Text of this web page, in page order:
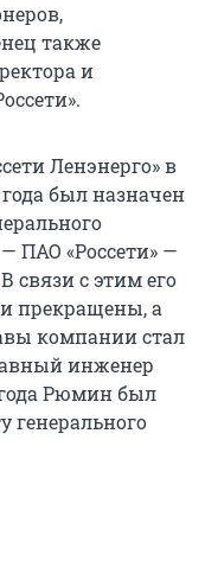
также
и
Ленэнерго» в
года был назначен
ПАО «Россети» —
связи с этим его
прекращены, а
компании стал
инженер
Рюмин был
генерального